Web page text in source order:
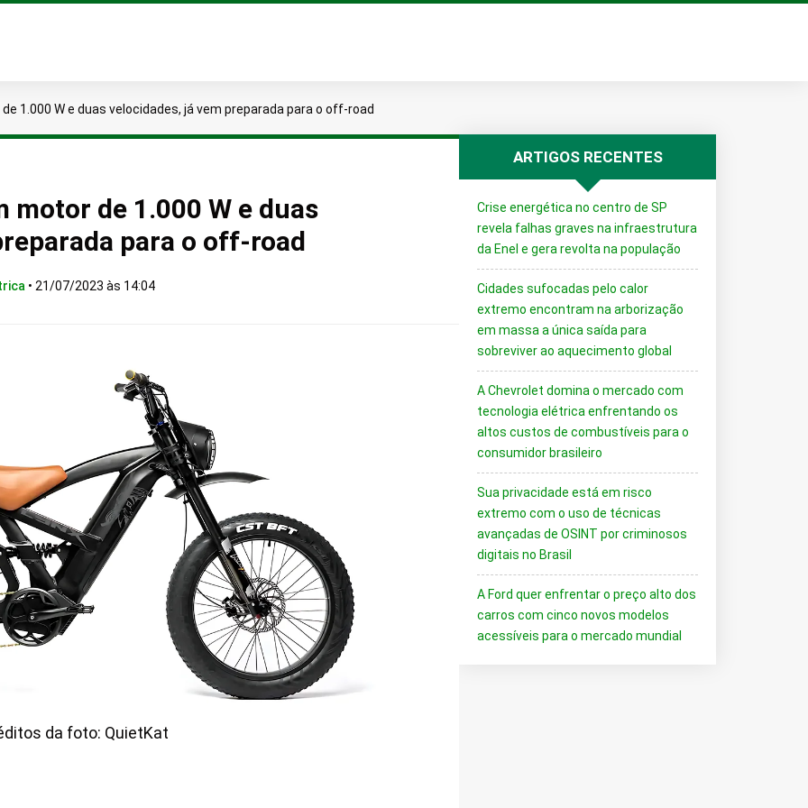
1.000 W e duas velocidades, já vem preparada para o off-road
de 1.000 W e duas
para o off-road
• 21/07/2023 às 14:04
da foto: QuietKat
ARTIGOS RECENTES
Crise energética no centro de SP
revela falhas graves na infraestrutura
da Enel e gera revolta na população
Cidades sufocadas pelo calor
extremo encontram na arborização
em massa a única saída para
sobreviver ao aquecimento global
A Chevrolet domina o mercado com
tecnologia elétrica enfrentando os
altos custos de combustíveis para o
consumidor brasileiro
Sua privacidade está em risco
extremo com o uso de técnicas
avançadas de OSINT por criminosos
digitais no Brasil
A Ford quer enfrentar o preço alto dos
carros com cinco novos modelos
acessíveis para o mercado mundial